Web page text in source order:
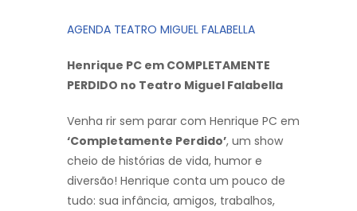
AGENDA TEATRO MIGUEL FALABELLA
Henrique PC em COMPLETAMENTE
PERDIDO no Teatro Miguel Falabella
Venha rir sem parar com Henrique PC em
‘Completamente Perdido’, um show
cheio de histórias de vida, humor e
diversão! Henrique conta um pouco de
tudo: sua infância, amigos, trabalhos,